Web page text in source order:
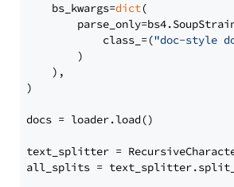
    bs_kwargs=
dict(
            class_=(
"doc-style
        )
    ),
)
docs = loader.load()
text_splitter =
all_splits =